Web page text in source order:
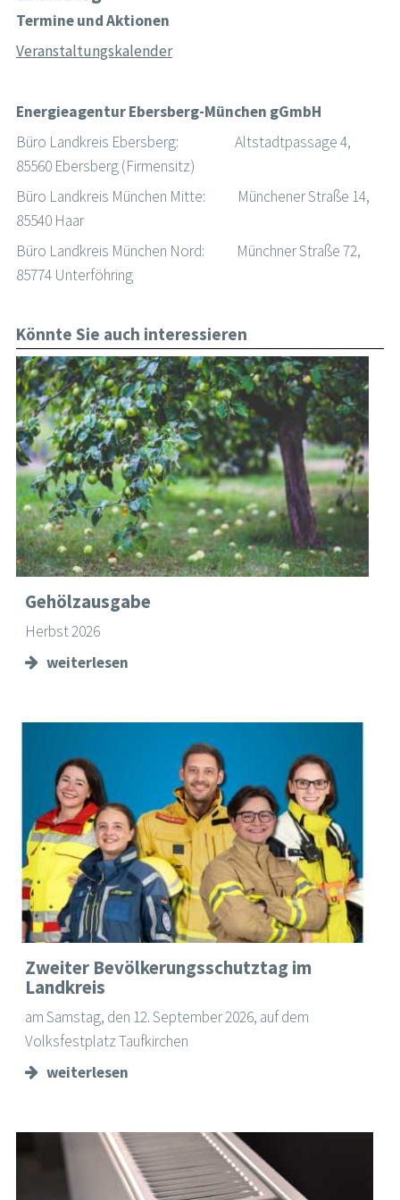
Termine und Aktionen
Veranstaltungskalender
Energieagentur Ebersberg-München gGmbH
Büro Landkreis Ebersberg: Altstadtpassage 4,
85560 Ebersberg (Firmensitz)
Büro Landkreis München Mitte: Münchener Straße 14,
85540 Haar
Büro Landkreis München Nord: Münchner Straße 72,
85774 Unterföhring
Könnte Sie auch interessieren
Gehölzausgabe
Herbst 2026
weiterlesen
Zweiter Bevölkerungsschutztag im
Landkreis
am Samstag, den 12. September 2026, auf dem
Volksfestplatz Taufkirchen
weiterlesen